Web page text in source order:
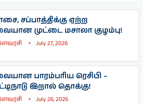
சப்பாத்திக்கு ஏற்ற
முட்டை மசாலா குழம்பு!
July 27, 2026
பாரம்பரிய ரெசிபி –
இறால் தொக்கு!
July 26, 2026